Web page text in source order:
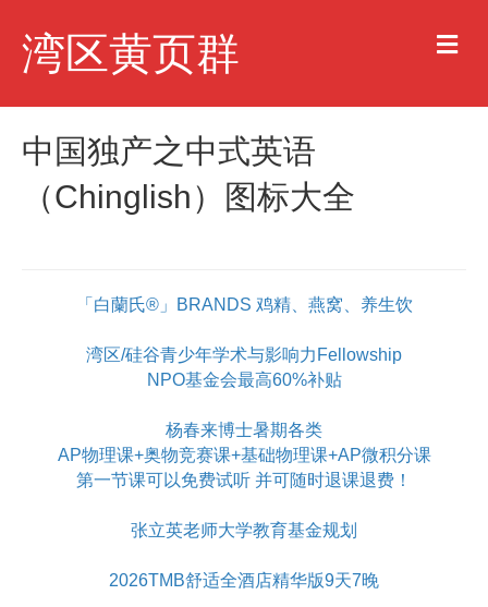
湾区黄页群 M
e
u
中国独产之中式英语
（Chinglish）图标大全
「白蘭氏®」BRANDS 鸡精、燕窝、养生饮
湾区/硅谷青少年学术与影响力Fellowship
NPO基金会最高60%补贴
杨春来博士暑期各类
AP物理课+奥物竞赛课+基础物理课+AP微积分课
第一节课可以免费试听 并可随时退课退费！
张立英老师大学教育基金规划
2026TMB舒适全酒店精华版9天7晚